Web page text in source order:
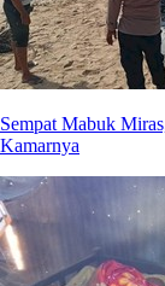
Sempat Mabuk
Kamarnya